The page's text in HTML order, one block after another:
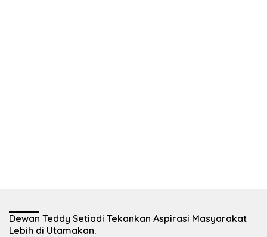
Dewan Teddy Setiadi Tekankan Aspirasi Masyarakat
Lebih di Utamakan.